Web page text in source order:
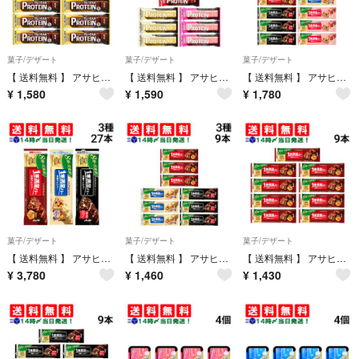
菓子/デザート
【 送料無料 】 アサヒグループ食品 1本満足バー プロテイン ブラック 39g × 9本 まとめ買い
¥ 1,580
菓子/デザート
【 送料無料 】 アサヒグループ食品 1本満足バー プロテインバー アソート セット 3種 各3本 計9本 ( チョコ ホワイト ストロベリー ) まとめ買い
¥ 1,590
菓子/デザート
【 送料無料 】 アサヒグループ食品 1本満足バー シリアル 4種 ( チョコ ホワイト ブラック 苺 ) 各3本 計12本 詰め合わせ アソート セット まとめ買い 大容量 栄養補助食品
¥ 1,780
菓子/デザート
【 送料無料 】 アサヒグループ食品 1本満足バー シリアル 食べ比べ 3種類 各9本 計27本詰め合わせ アソート セット まとめ買い ( シリアルブラック ＆ シリアルチョコ ＆ シリアルホワイト ）栄養補助食品
¥ 3,780
菓子/デザート
【 送料無料 】 アサヒグループ食品 1本満足バー シリアル 3種 各3本 計9本 食べ比べ 詰め合わせ アソート セット まとめ買い 大容量 栄養補助食品
¥ 1,460
菓子/デザート
【 送料無料 】 アサヒグループ食品 1本満足バー シリアルチョコ 37g × 9本 セット まとめ買い
¥ 1,430